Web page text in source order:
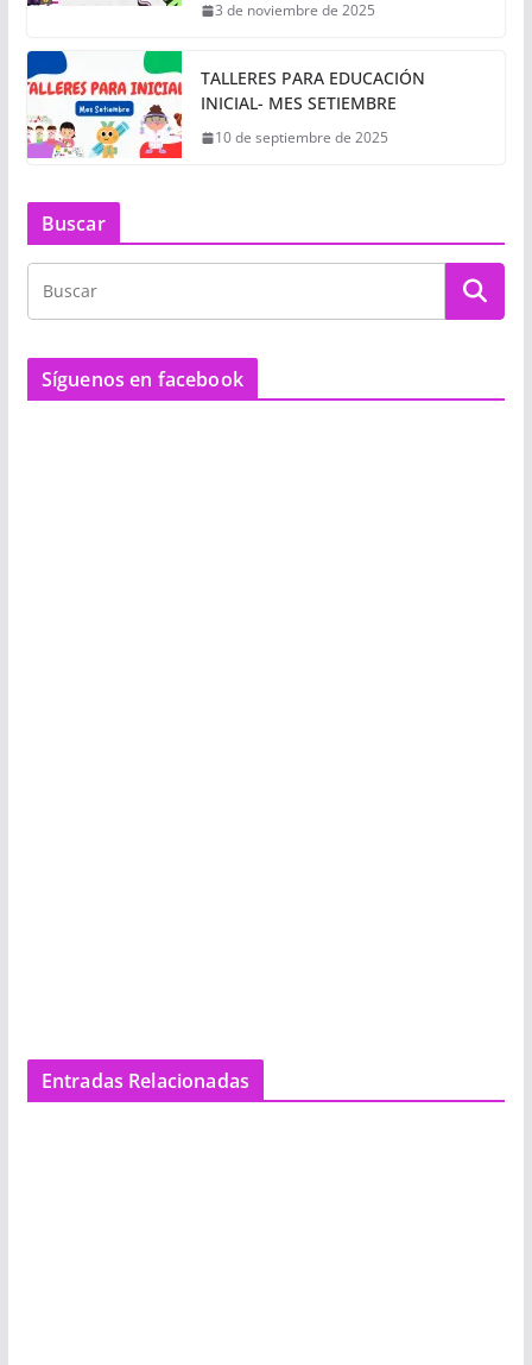
3 de noviembre de 2025
TALLERES PARA EDUCACIÓN
INICIAL- MES SETIEMBRE
10 de septiembre de 2025
Buscar
Síguenos en facebook
Entradas Relacionadas